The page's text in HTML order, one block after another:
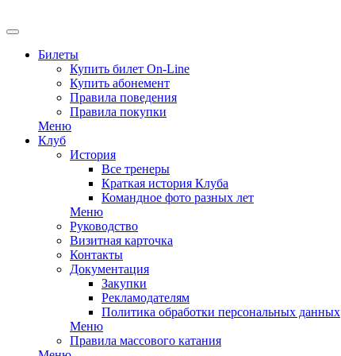
Билеты
Купить билет On-Line
Купить абонемент
Правила поведения
Правила покупки
Меню
Клуб
История
Все тренеры
Краткая история Клуба
Командное фото разных лет
Меню
Руководство
Визитная карточка
Контакты
Документация
Закупки
Рекламодателям
Политика обработки персональных данных
Меню
Правила массового катания